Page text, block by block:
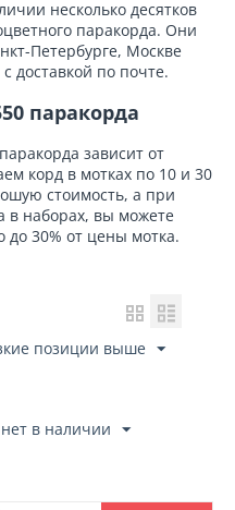
несколько десятков
паракорда. Они
Петербурге, Москве
доставкой по почте.
паракорда
зависит от
корд в мотках по 10 и 30
стоимость, а при
в наборах, вы можете
до 30% от цены мотка.
позиции выше
в наличии